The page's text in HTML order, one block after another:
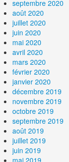
septembre 2020
août 2020
juillet 2020
juin 2020
mai 2020
avril 2020
mars 2020
février 2020
janvier 2020
décembre 2019
novembre 2019
octobre 2019
septembre 2019
août 2019
juillet 2019
juin 2019
mai 2019